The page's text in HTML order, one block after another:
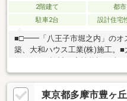
2階建て 都
駐車2台
設計住宅
■□━━「八王子市堀之内」のオ
築、大和ハウス工業(株)施工。■
は約18.5帖。天井高は約2.5m
ッチンは対面仕様で料理中もリ
が感じられる間取り◎■設備・
東京都多摩市豊ヶ